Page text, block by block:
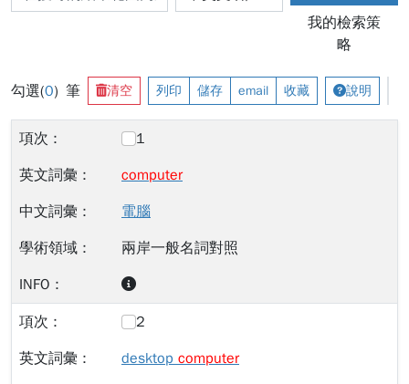
我的檢索策
略
勾選(0) 筆 清空 列印 儲存 email 收藏 說明
1
computer
電腦
兩岸一般名詞對照
2
desktop computer